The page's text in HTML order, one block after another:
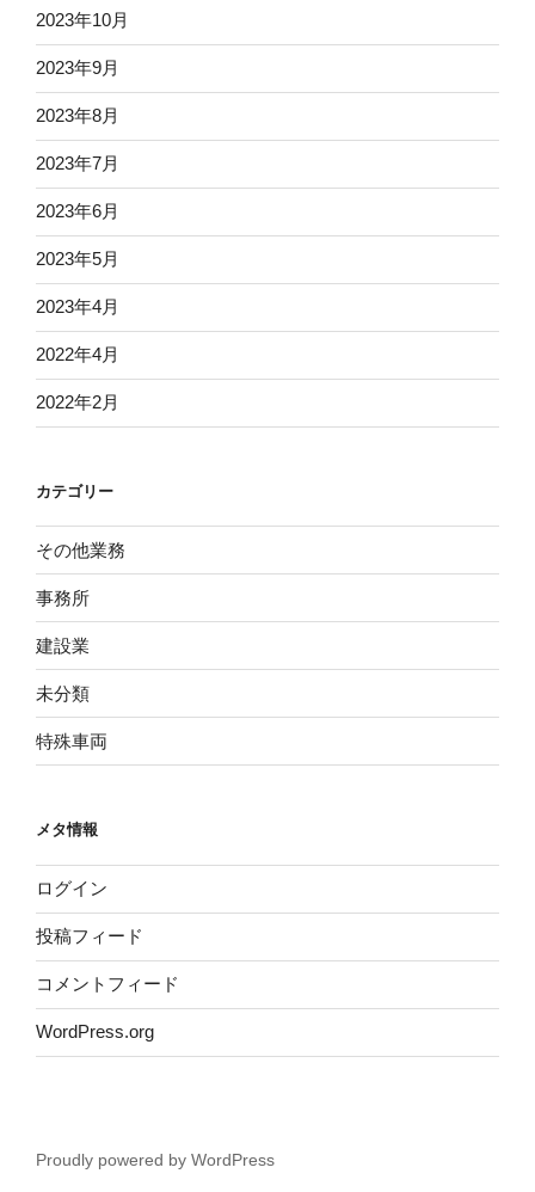
2023年10月
2023年9月
2023年8月
2023年7月
2023年6月
2023年5月
2023年4月
2022年4月
2022年2月
カテゴリー
その他業務
事務所
建設業
未分類
特殊車両
メタ情報
ログイン
投稿フィード
コメントフィード
WordPress.org
Proudly powered by WordPress